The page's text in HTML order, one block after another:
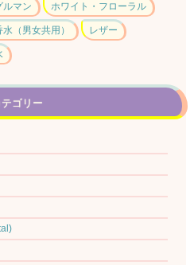
ルマン ホワイト・フローラル
（男女共用） レザー
テゴリー